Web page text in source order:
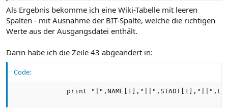
Als Ergebnis bekomme ich eine Wiki-Tabelle mit leeren
Spalten - mit Ausnahme der BIT-Spalte, welche die richtigen
Werte aus der Ausgangsdatei enthält.
Darin habe ich die Zeile 43 abgeändert in:
Code:
print